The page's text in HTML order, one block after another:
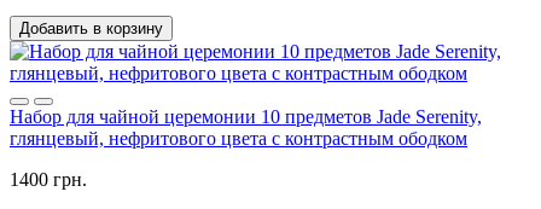
Добавить в корзину
Набор для чайной церемонии 10 предметов Jade Serenity,
глянцевый, нефритового цвета с контрастным ободком
1400 грн.